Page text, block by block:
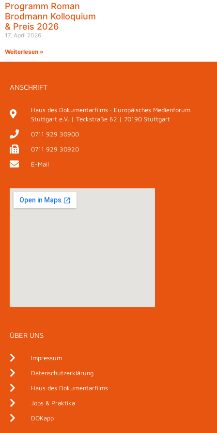
Programm Roman
Brodmann Kolloquium
& Preis 2026
17. April 2026
Weiterlesen »
ANSCHRIFT
Haus des Dokumentarfilms · Europäisches Medienforum
Stuttgart e.V. | Teckstraße 62 | 70190 Stuttgart
0711 929 30900
0711 929 30920
E-Mail
ÜBER UNS
Impressum
Datenschutzerklärung
Haus des Dokumentarfilms
Jobs & Praktika
DOKapp